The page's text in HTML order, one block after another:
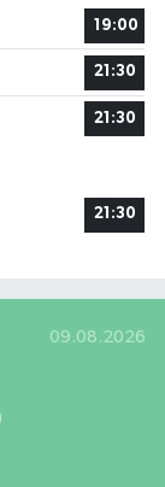
19:00
21:30
21:30
21:30
09.08.2026